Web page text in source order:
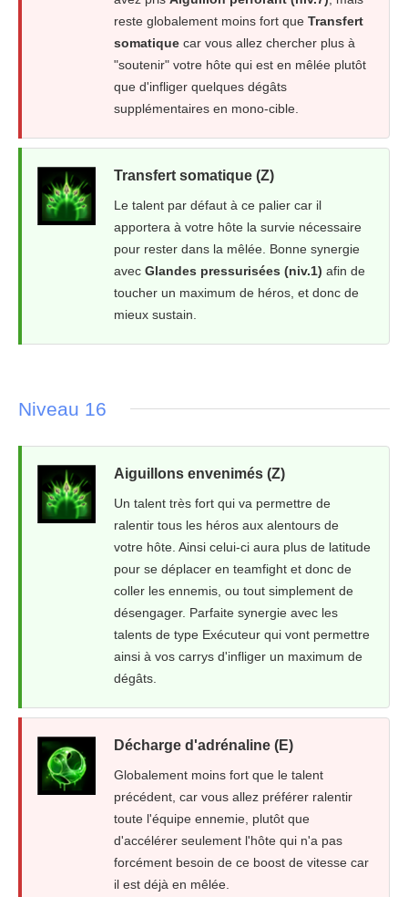
reste globalement moins fort que Transfert
somatique car vous allez chercher plus à
"soutenir" votre hôte qui est en mêlée plutôt
que d'infliger quelques dégâts
supplémentaires en mono-cible.
Transfert somatique (Z)
Le talent par défaut à ce palier car il
apportera à votre hôte la survie nécessaire
pour rester dans la mêlée. Bonne synergie
avec Glandes pressurisées (niv.1) afin de
toucher un maximum de héros, et donc de
mieux sustain.
Niveau 16
Aiguillons envenimés (Z)
Un talent très fort qui va permettre de
ralentir tous les héros aux alentours de
votre hôte. Ainsi celui-ci aura plus de latitude
pour se déplacer en teamfight et donc de
coller les ennemis, ou tout simplement de
désengager. Parfaite synergie avec les
talents de type Exécuteur qui vont permettre
ainsi à vos carrys d'infliger un maximum de
dégâts.
Décharge d'adrénaline (E)
Globalement moins fort que le talent
précédent, car vous allez préférer ralentir
toute l'équipe ennemie, plutôt que
d'accélérer seulement l'hôte qui n'a pas
forcément besoin de ce boost de vitesse car
il est déjà en mêlée.